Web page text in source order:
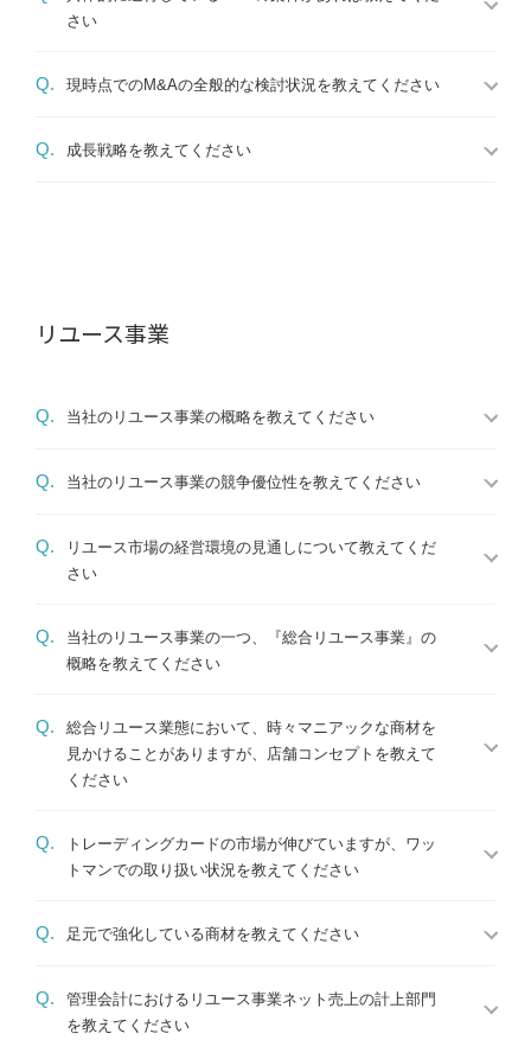
さい
Q. 現時点でのM&Aの全般的な検討状況を教えてください
Q. 成長戦略を教えてください
リユース事業
Q. 当社のリユース事業の概略を教えてください
Q. 当社のリユース事業の競争優位性を教えてください
Q.
リユース市場の経営環境の見通しについて教えてくだ
さい
Q.
当社のリユース事業の一つ、『総合リユース事業』の
概略を教えてください
Q.
総合リユース業態において、時々マニアックな商材を
見かけることがありますが、店舗コンセプトを教えて
ください
Q.
トレーディングカードの市場が伸びていますが、ワッ
トマンでの取り扱い状況を教えてください
Q. 足元で強化している商材を教えてください
Q.
管理会計におけるリユース事業ネット売上の計上部門
を教えてください